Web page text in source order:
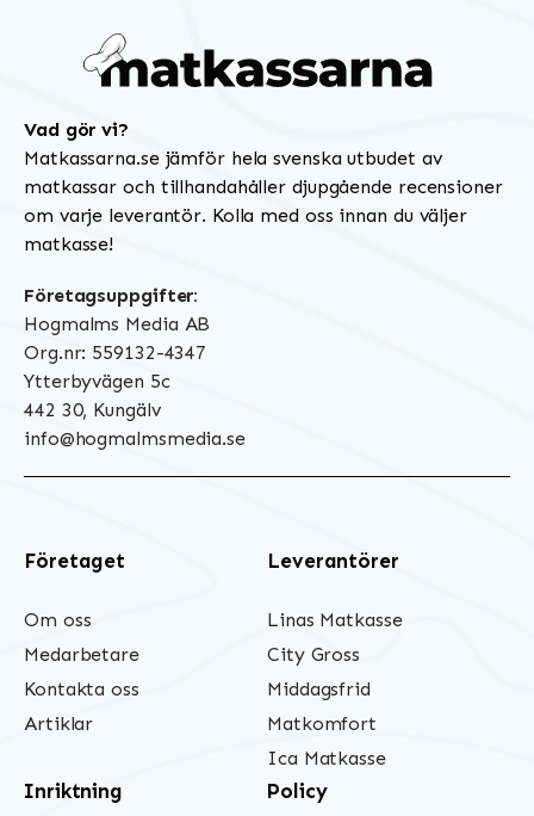
Vad gör vi?
Matkassarna.se jämför hela svenska utbudet av
matkassar och tillhandahåller djupgående recensioner
om varje leverantör. Kolla med oss innan du väljer
matkasse!
Företagsuppgifter:
Hogmalms Media AB
Org.nr: 559132-4347
Ytterbyvägen 5c
442 30, Kungälv
info@hogmalmsmedia.se
Företaget
Om oss
Medarbetare
Kontakta oss
Artiklar
Leverantörer
Linas Matkasse
City Gross
Middagsfrid
Matkomfort
Ica Matkasse
Inriktning Policy